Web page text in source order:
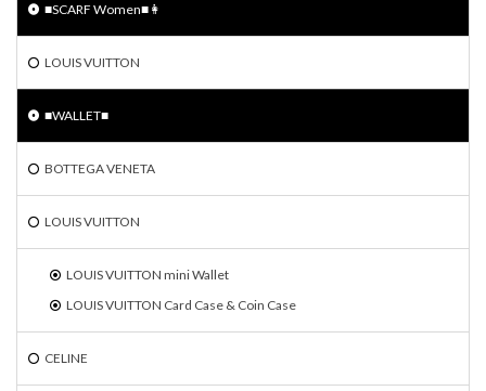
■SCARF Women■👩
LOUIS VUITTON
■WALLET■
BOTTEGA VENETA
LOUIS VUITTON
LOUIS VUITTON mini Wallet
LOUIS VUITTON Card Case & Coin Case
CELINE